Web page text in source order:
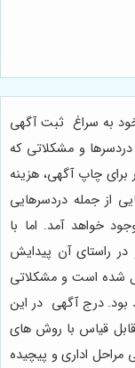
به سراغ ثبت آگهی
و مشکلاتی که
برای چاپ آگهی، هزینه
از جمله دردسرهایی
خواهد آمد. اما با
راستای آن پیدایش
شده است و مشکلاتی
بود. درج آگهی در این
قیاس با روش های
اداری و پیچیده